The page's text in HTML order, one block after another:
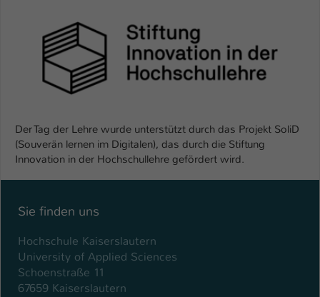
Der Tag der Lehre wurde unterstützt durch das Projekt SoliD
(Souverän lernen im Digitalen), das durch die Stiftung
Innovation in der Hochschullehre gefördert wird.
Sie finden uns
Hochschule Kaiserslautern
University of Applied Sciences
Schoenstraße 11
67659 Kaiserslautern